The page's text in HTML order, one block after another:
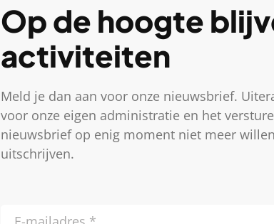
Op de hoogte
activiteiten
Meld je dan aan voor onze nieuwsbrief.
voor onze eigen administratie en het
nieuwsbrief op enig moment niet meer
uitschrijven.